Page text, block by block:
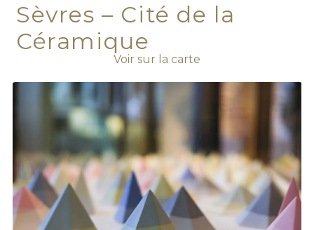
Sèvres – Cité de la
Céramique
Voir sur la carte